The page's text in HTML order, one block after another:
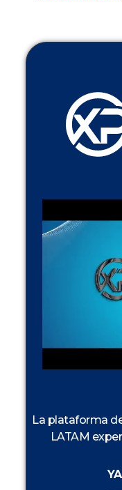
La plataforma
LATAM